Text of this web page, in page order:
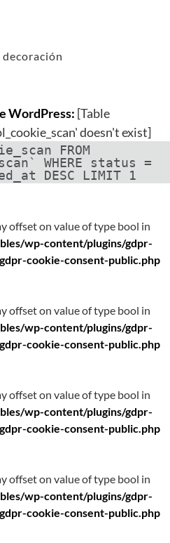
WordPress: [Table
doesn't exist]
FROM
WHERE status =
DESC LIMIT 1
offset on value of type bool in
wp-content/plugins/gdpr-
cookie-consent-public.php
offset on value of type bool in
wp-content/plugins/gdpr-
cookie-consent-public.php
offset on value of type bool in
wp-content/plugins/gdpr-
cookie-consent-public.php
offset on value of type bool in
wp-content/plugins/gdpr-
cookie-consent-public.php